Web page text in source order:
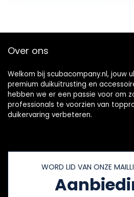
Over ons
Welkom bij scubacompany.nl, jouw
premium duikuitrusting en
hebben we er een passie voor om
professionals te voorzien van
duikervaring verbeteren.
WORD LID VAN ONZE